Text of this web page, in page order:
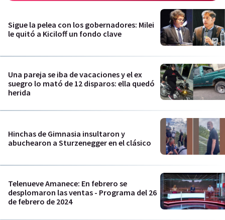
Sigue la pelea con los gobernadores: Milei
le quitó a Kiciloff un fondo clave
Una pareja se iba de vacaciones y el ex
suegro lo mató de 12 disparos: ella quedó
herida
Hinchas de Gimnasia insultaron y
abuchearon a Sturzenegger en el clásico
Telenueve Amanece: En febrero se
desplomaron las ventas - Programa del 26
de febrero de 2024